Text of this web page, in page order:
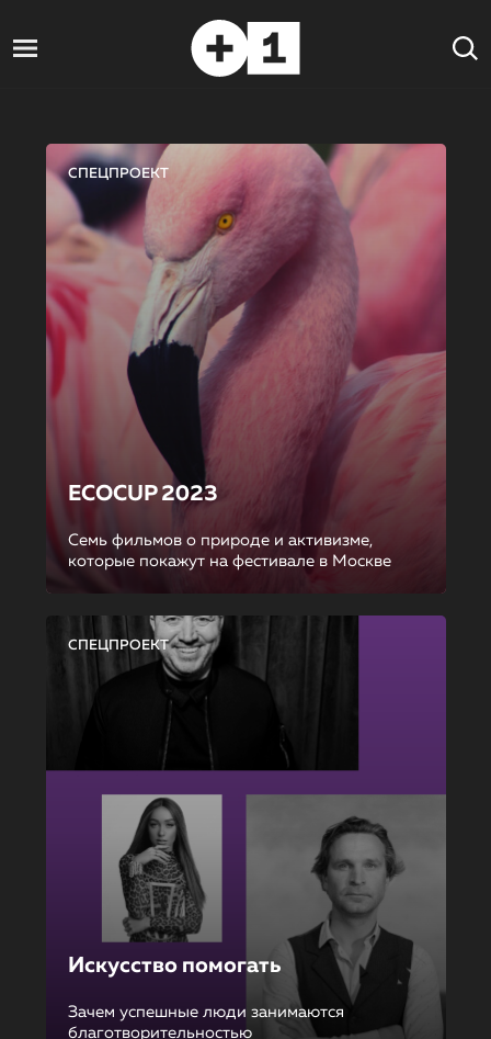
СПЕЦПРОЕКТ
ECOCUP 2023
Семь фильмов о природе и активизме,
которые покажут на фестивале в Москве
СПЕЦПРОЕКТ
Искусство помогать
Зачем успешные люди занимаются
благотворительностью